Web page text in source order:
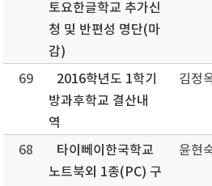
토요한글학교 추가신
청 및 반편성 명단(마
감)
69
2016학년도 1학기
방과후학교 결산내
역
김정
68
타이뻬이한국학교
노트북외 1종(PC) 구
윤현